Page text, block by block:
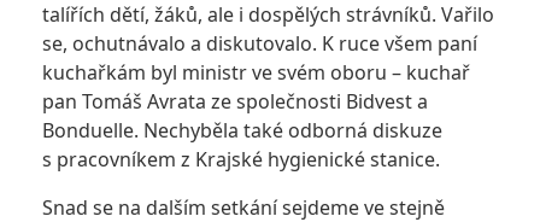
talířích dětí, žáků, ale i dospělých strávníků. Vařilo
se, ochutnávalo a diskutovalo. K ruce všem paní
kuchařkám byl ministr ve svém oboru – kuchař
pan Tomáš Avrata ze společnosti Bidvest a
Bonduelle. Nechyběla také odborná diskuze
s pracovníkem z Krajské hygienické stanice.
Snad se na dalším setkání sejdeme ve stejně